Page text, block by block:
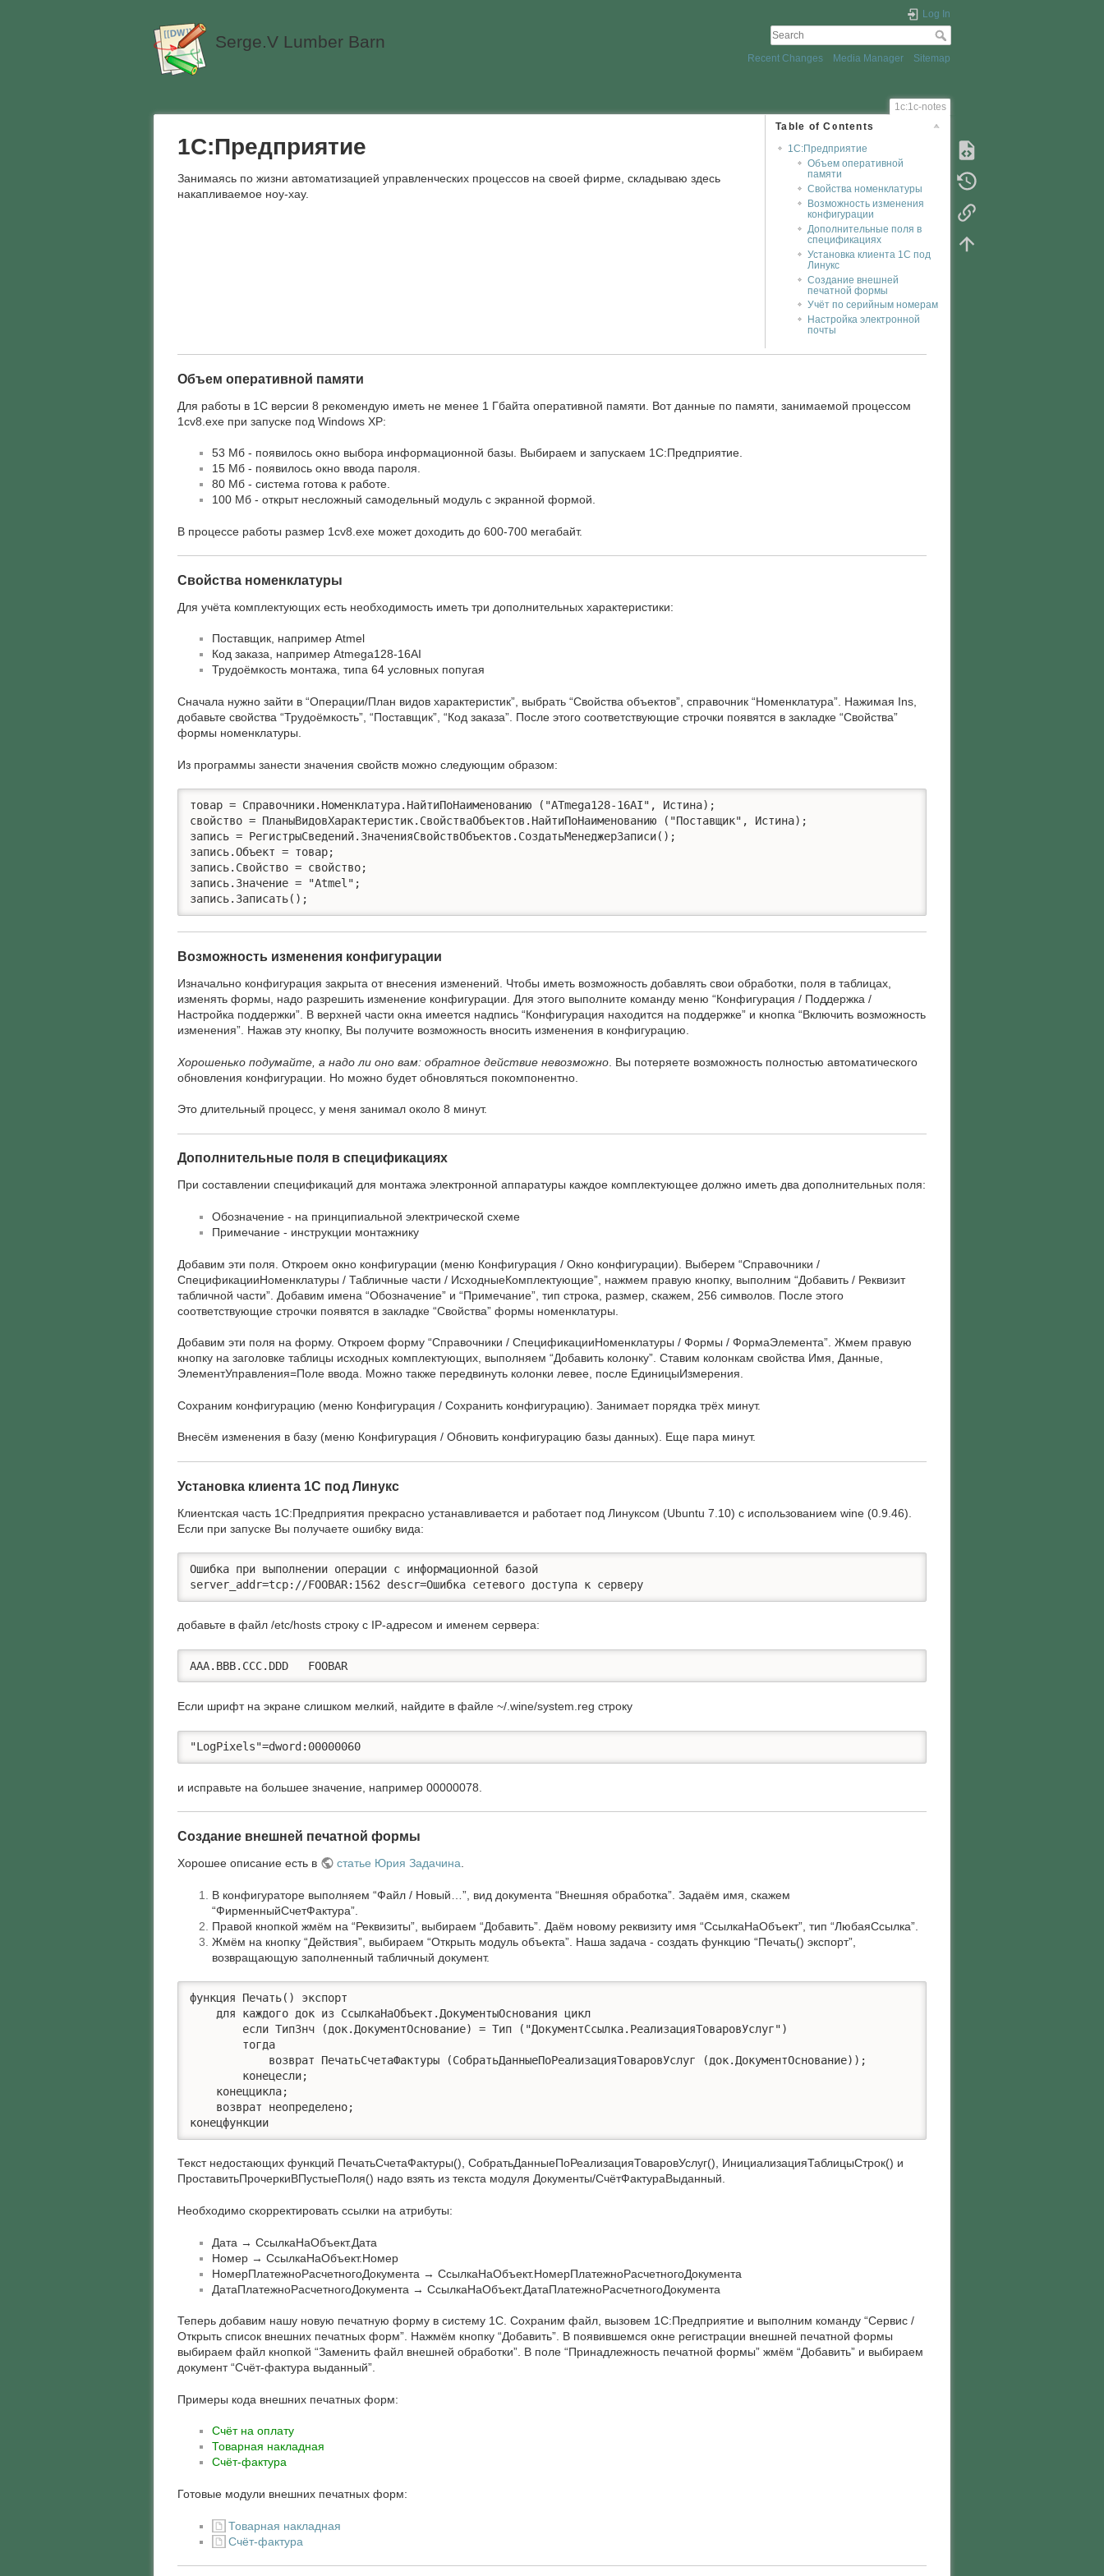
Serge.V Lumber Barn
Log In
Recent Changes Media Manager Sitemap
1c:1c-notes
Table of Contents
1С:Предприятие
Объем оперативной
памяти
Свойства номенклатуры
Возможность изменения
конфигурации
Дополнительные поля в
спецификациях
Установка клиента 1С под
Линукс
Создание внешней
печатной формы
Учёт по серийным номерам
Настройка электронной
почты
1С:Предприятие
Занимаясь по жизни автоматизацией управленческих процессов на своей фирме, складываю здесь
накапливаемое ноу-хау.
Объем оперативной памяти
Для работы в 1С версии 8 рекомендую иметь не менее 1 Гбайта оперативной памяти. Вот данные по памяти, занимаемой процессом
1cv8.exe при запуске под Windows XP:
53 Мб - появилось окно выбора информационной базы. Выбираем и запускаем 1С:Предприятие.
15 Мб - появилось окно ввода пароля.
80 Мб - система готова к работе.
100 Мб - открыт несложный самодельный модуль с экранной формой.
В процессе работы размер 1cv8.exe может доходить до 600-700 мегабайт.
Свойства номенклатуры
Для учёта комплектующих есть необходимость иметь три дополнительных характеристики:
Поставщик, например Atmel
Код заказа, например Atmega128-16AI
Трудоёмкость монтажа, типа 64 условных попугая
Сначала нужно зайти в “Операции/План видов характеристик”, выбрать “Свойства объектов”, справочник “Номенклатура”. Нажимая Ins,
добавьте свойства “Трудоёмкость”, “Поставщик”, “Код заказа”. После этого соответствующие строчки появятся в закладке “Свойства”
формы номенклатуры.
Из программы занести значения свойств можно следующим образом:
товар = Справочники.Номенклатура.НайтиПоНаименованию ("ATmega128-16AI", Истина);
свойство = ПланыВидовХарактеристик.СвойстваОбъектов.НайтиПоНаименованию ("Поставщик", Истина);
запись = РегистрыСведений.ЗначенияСвойствОбъектов.СоздатьМенеджерЗаписи();
запись.Объект = товар;
запись.Свойство = свойство;
запись.Значение = "Atmel";
запись.Записать();
Возможность изменения конфигурации
Изначально конфигурация закрыта от внесения изменений. Чтобы иметь возможность добавлять свои обработки, поля в таблицах,
изменять формы, надо разрешить изменение конфигурации. Для этого выполните команду меню “Конфигурация / Поддержка /
Настройка поддержки”. В верхней части окна имеется надпись “Конфигурация находится на поддержке” и кнопка “Включить возможность
изменения”. Нажав эту кнопку, Вы получите возможность вносить изменения в конфигурацию.
Хорошенько подумайте, а надо ли оно вам: обратное действие невозможно . Вы потеряете возможность полностью автоматического
обновления конфигурации. Но можно будет обновляться покомпонентно.
Это длительный процесс, у меня занимал около 8 минут.
Дополнительные поля в спецификациях
При составлении спецификаций для монтажа электронной аппаратуры каждое комплектующее должно иметь два дополнительных поля:
Обозначение - на принципиальной электрической схеме
Примечание - инструкции монтажнику
Добавим эти поля. Откроем окно конфигурации (меню Конфигурация / Окно конфигурации). Выберем “Справочники /
СпецификацииНоменклатуры / Табличные части / ИсходныеКомплектующие”, нажмем правую кнопку, выполним “Добавить / Реквизит
табличной части”. Добавим имена “Обозначение” и “Примечание”, тип строка, размер, скажем, 256 символов. После этого
соответствующие строчки появятся в закладке “Свойства” формы номенклатуры.
Добавим эти поля на форму. Откроем форму “Справочники / СпецификацииНоменклатуры / Формы / ФормаЭлемента”. Жмем правую
кнопку на заголовке таблицы исходных комплектующих, выполняем “Добавить колонку”. Ставим колонкам свойства Имя, Данные,
ЭлементУправления=Поле ввода. Можно также передвинуть колонки левее, после ЕдиницыИзмерения.
Сохраним конфигурацию (меню Конфигурация / Сохранить конфигурацию). Занимает порядка трёх минут.
Внесём изменения в базу (меню Конфигурация / Обновить конфигурацию базы данных). Еще пара минут.
Установка клиента 1С под Линукс
Клиентская часть 1С:Предприятия прекрасно устанавливается и работает под Линуксом (Ubuntu 7.10) с использованием wine (0.9.46).
Если при запуске Вы получаете ошибку вида:
Ошибка при выполнении операции с информационной базой
server_addr=tcp://FOOBAR:1562 descr=Ошибка сетевого доступа к серверу
добавьте в файл /etc/hosts строку с IP-адресом и именем сервера:
AAA.BBB.CCC.DDD   FOOBAR
Если шрифт на экране слишком мелкий, найдите в файле ~/.wine/system.reg строку
"LogPixels"=dword:00000060
и исправьте на большее значение, например 00000078.
Создание внешней печатной формы
Хорошее описание есть в статье Юрия Задачина
В конфигураторе выполняем “Файл / Новый…”, вид документа “Внешняя обработка”. Задаём имя, скажем
“ФирменныйСчетФактура”.
Правой кнопкой жмём на “Реквизиты”, выбираем “Добавить”. Даём новому реквизиту имя “СсылкаНаОбъект”, тип “ЛюбаяСсылка”.
Жмём на кнопку “Действия”, выбираем “Открыть модуль объекта”. Наша задача - создать функцию “Печать() экспорт”,
возвращающую заполненный табличный документ.
функция Печать() экспорт
    для каждого док из СсылкаНаОбъект.ДокументыОснования цикл
    конеццикла;
    возврат неопределено;
конецфункции
Текст недостающих функций ПечатьСчетаФактуры(), СобратьДанныеПоРеализацияТоваровУслуг(), ИнициализацияТаблицыСтрок() и
ПроставитьПрочеркиВПустыеПоля() надо взять из текста модуля Документы/СчётФактураВыданный.
Необходимо скорректировать ссылки на атрибуты:
Дата → СсылкаНаОбъект.Дата
Номер → СсылкаНаОбъект.Номер
НомерПлатежноРасчетногоДокумента → СсылкаНаОбъект.НомерПлатежноРасчетногоДокумента
ДатаПлатежноРасчетногоДокумента → СсылкаНаОбъект.ДатаПлатежноРасчетногоДокумента
Теперь добавим нашу новую печатную форму в систему 1С. Сохраним файл, вызовем 1С:Предприятие и выполним команду “Сервис /
Открыть список внешних печатных форм”. Нажмём кнопку “Добавить”. В появившемся окне регистрации внешней печатной формы
выбираем файл кнопкой “Заменить файл внешней обработки”. В поле “Принадлежность печатной формы” жмём “Добавить” и выбираем
документ “Счёт-фактура выданный”.
Примеры кода внешних печатных форм:
Счёт на оплату
Товарная накладная
Счёт-фактура
Готовые модули внешних печатных форм:
Товарная накладная
Счёт-фактура